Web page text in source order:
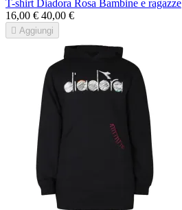
T-shirt Diadora Rosa Bambine e ragazze
16,00 € 40,00 €
 Aggiungi